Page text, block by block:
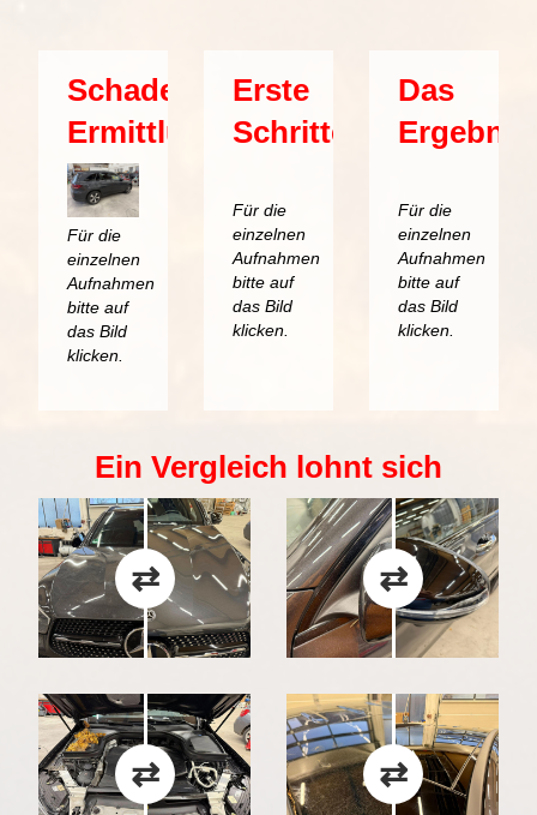
Schaden-
Ermittlung
Für die
einzelnen
Aufnahmen
bitte auf
das Bild
klicken.
Erste
Schritte
Für die
einzelnen
Aufnahmen
bitte auf
das Bild
klicken.
Das
Ergebnis
Für die
einzelnen
Aufnahmen
bitte auf
das Bild
klicken.
Ein Vergleich lohnt sich